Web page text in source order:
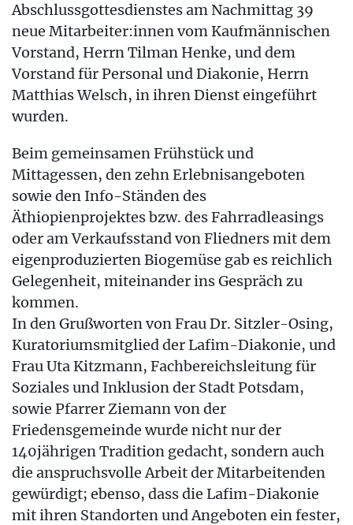
Abschlussgottesdienstes am Nachmittag 39
neue Mitarbeiter:innen vom Kaufmännischen
Vorstand, Herrn Tilman Henke, und dem
Vorstand für Personal und Diakonie, Herrn
Matthias Welsch, in ihren Dienst eingeführt
wurden.
Beim gemeinsamen Frühstück und
Mittagessen, den zehn Erlebnisangeboten
sowie den Info-Ständen des
Äthiopienprojektes bzw. des Fahrradleasings
oder am Verkaufsstand von Fliedners mit dem
eigenproduzierten Biogemüse gab es reichlich
Gelegenheit, miteinander ins Gespräch zu
kommen.
In den Grußworten von Frau Dr. Sitzler-Osing,
Kuratoriumsmitglied der Lafim-Diakonie, und
Frau Uta Kitzmann, Fachbereichsleitung für
Soziales und Inklusion der Stadt Potsdam,
sowie Pfarrer Ziemann von der
Friedensgemeinde wurde nicht nur der
140jährigen Tradition gedacht, sondern auch
die anspruchsvolle Arbeit der Mitarbeitenden
gewürdigt; ebenso, dass die Lafim-Diakonie
mit ihren Standorten und Angeboten ein fester,